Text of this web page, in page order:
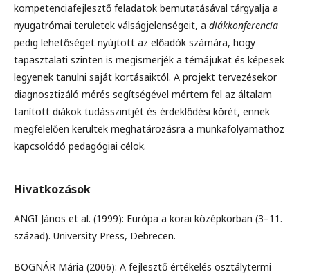
kompetenciafejlesztő feladatok bemutatásával tárgyalja a
nyugatrómai területek válságjelenségeit, a diákkonferencia
pedig lehetőséget nyújtott az előadók számára, hogy
tapasztalati szinten is megismerjék a témájukat és képesek
legyenek tanulni saját kortásaiktól. A projekt tervezésekor
diagnosztizáló mérés segítségével mértem fel az általam
tanított diákok tudásszintjét és érdeklődési körét, ennek
megfelelően kerültek meghatározásra a munkafolyamathoz
kapcsolódó pedagógiai célok.
Hivatkozások
ANGI János et al. (1999): Európa a korai középkorban (3–11.
század). University Press, Debrecen.
BOGNÁR Mária (2006): A fejlesztő értékelés osztálytermi